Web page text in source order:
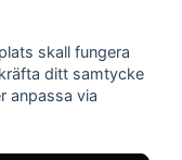
skall fungera
ditt samtycke
anpassa via